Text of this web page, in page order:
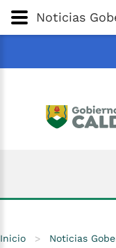
Noticias
Inicio > Noticias